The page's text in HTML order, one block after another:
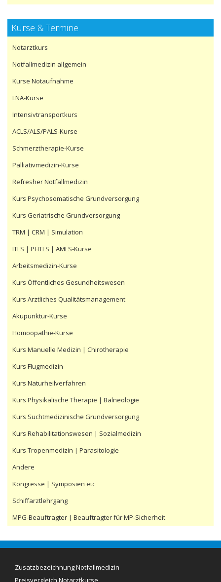
Kurse & Termine
Notarztkurs
Notfallmedizin allgemein
Kurse Notaufnahme
LNA-Kurse
Intensivtransportkurs
ACLS/ALS/PALS-Kurse
Schmerztherapie-Kurse
Palliativmedizin-Kurse
Refresher Notfallmedizin
Kurs Psychosomatische Grundversorgung
Kurs Geriatrische Grundversorgung
TRM | CRM | Simulation
ITLS | PHTLS | AMLS-Kurse
Arbeitsmedizin-Kurse
Kurs Öffentliches Gesundheitswesen
Kurs Ärztliches Qualitätsmanagement
Akupunktur-Kurse
Homöopathie-Kurse
Kurs Manuelle Medizin | Chirotherapie
Kurs Flugmedizin
Kurs Naturheilverfahren
Kurs Physikalische Therapie | Balneologie
Kurs Suchtmedizinische Grundversorgung
Kurs Rehabilitationswesen | Sozialmedizin
Kurs Tropenmedizin | Parasitologie
Andere
Kongresse | Symposien etc
Schiffarztlehrgang
MPG-Beauftragter | Beauftragter für MP-Sicherheit
Zusatzbezeichnung Notfallmedizin
Preisvergleich Notarztkurse